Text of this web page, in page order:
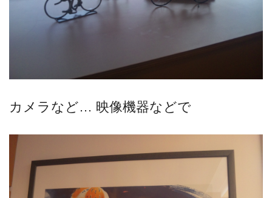
カメラなど… 映像機器などで